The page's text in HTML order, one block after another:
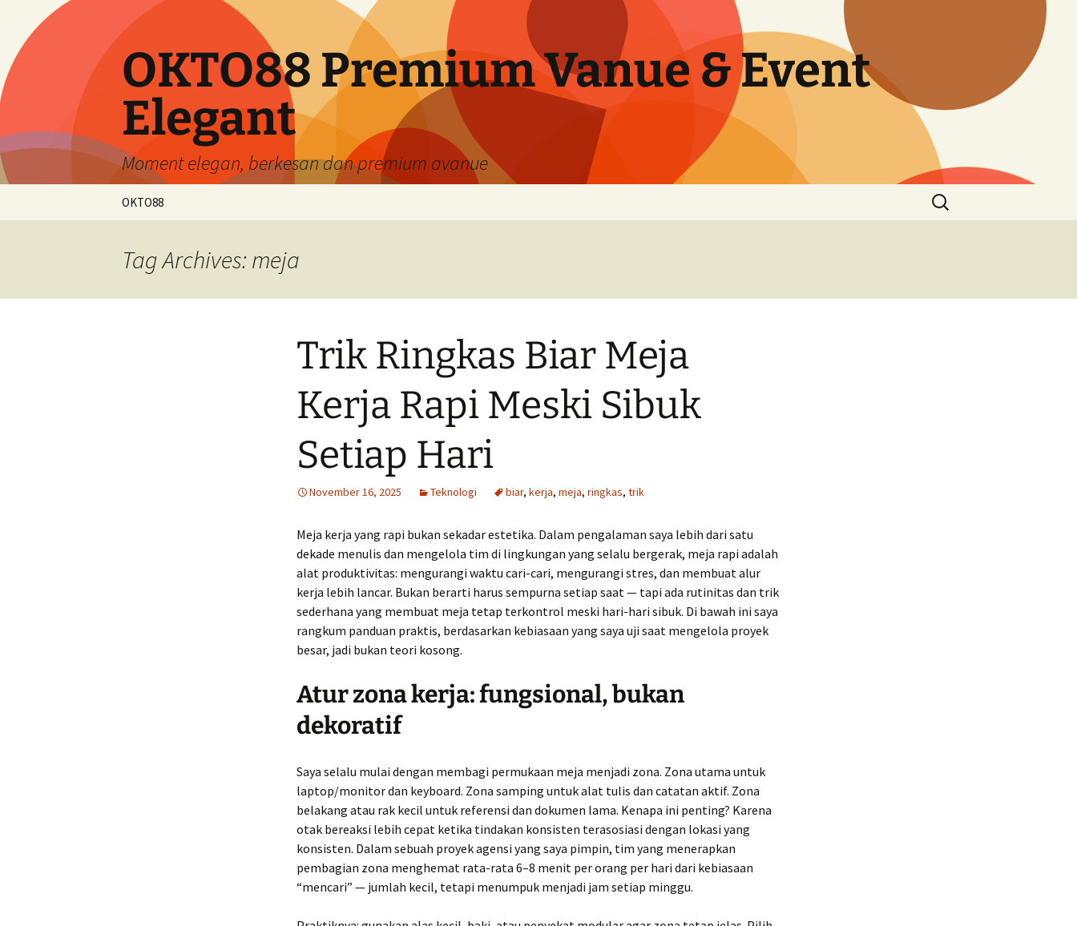
content
OKTO88 Premium Vanue & Event
Elegant
Moment elegan, berkesan dan premium avanue
OKTO88
Search
for:
Tag Archives: meja
Trik Ringkas Biar Meja
Kerja Rapi Meski Sibuk
Setiap Hari
November 16, 2025 Teknologi biar, kerja, meja, ringkas, trik
Meja kerja yang rapi bukan sekadar estetika. Dalam pengalaman saya lebih dari satu
dekade menulis dan mengelola tim di lingkungan yang selalu bergerak, meja rapi adalah
alat produktivitas: mengurangi waktu cari-cari, mengurangi stres, dan membuat alur
kerja lebih lancar. Bukan berarti harus sempurna setiap saat — tapi ada rutinitas dan trik
sederhana yang membuat meja tetap terkontrol meski hari-hari sibuk. Di bawah ini saya
rangkum panduan praktis, berdasarkan kebiasaan yang saya uji saat mengelola proyek
besar, jadi bukan teori kosong.
Atur zona kerja: fungsional, bukan
dekoratif
Saya selalu mulai dengan membagi permukaan meja menjadi zona. Zona utama untuk
laptop/monitor dan keyboard. Zona samping untuk alat tulis dan catatan aktif. Zona
belakang atau rak kecil untuk referensi dan dokumen lama. Kenapa ini penting? Karena
otak bereaksi lebih cepat ketika tindakan konsisten terasosiasi dengan lokasi yang
konsisten. Dalam sebuah proyek agensi yang saya pimpin, tim yang menerapkan
pembagian zona menghemat rata-rata 6–8 menit per orang per hari dari kebiasaan
“mencari” — jumlah kecil, tetapi menumpuk menjadi jam setiap minggu.